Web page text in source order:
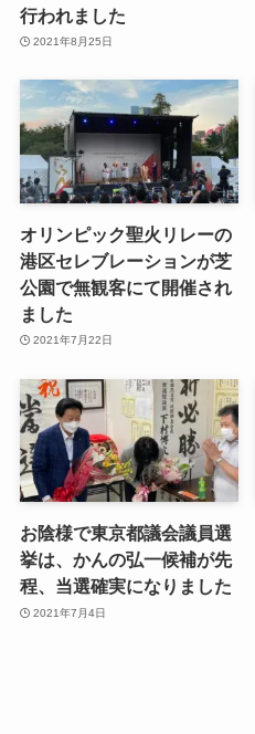
行われました
2021年8月25日
オリンピック聖火リレーの
港区セレブレーションが芝
公園で無観客にて開催され
ました
2021年7月22日
お陰様で東京都議会議員選
挙は、かんの弘一候補が先
程、当選確実になりました
2021年7月4日